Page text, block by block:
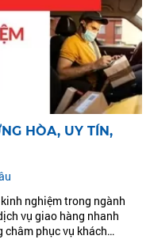
HÒA, UY TÍN,
nghiệm trong ngành
vụ giao hàng nhanh
châm phục vụ khách